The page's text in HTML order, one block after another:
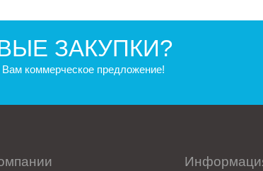
ЗАКУПКИ?
коммерческое предложение!